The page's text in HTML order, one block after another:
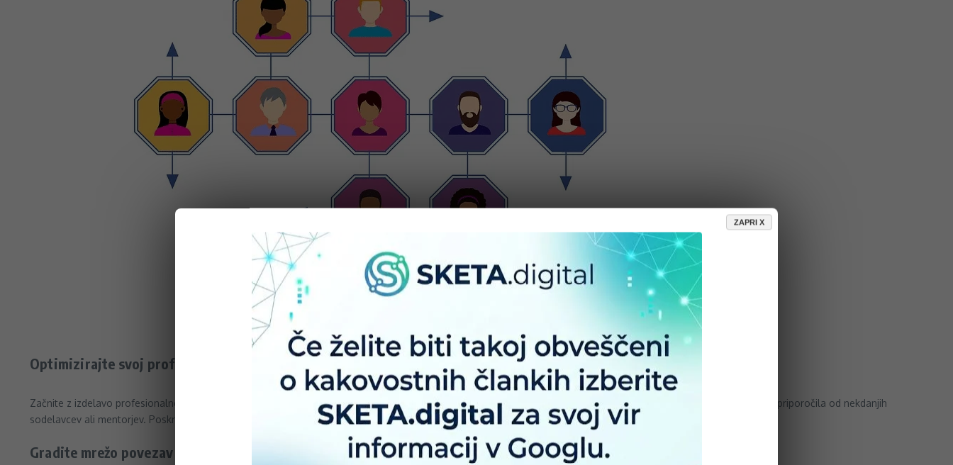
Optimizirajte svoj profil
Začnite z izdelavo profesionalnega in
, ki vključuje jasno in dobro fotografijo, privlačen naslov, podroben povzetek vaših izkušenj in dosežkov ter priporočila od nekdanjih
sodelavcev ali mentorjev. Poskrbite, da bo vaš profil čim bolj izčrpen, saj bo to povečalo vaše možnosti, da vas bodo drugi uporabniki LinkedIn-a opazili.
Gradite mrežo povezav
ZAPRI X